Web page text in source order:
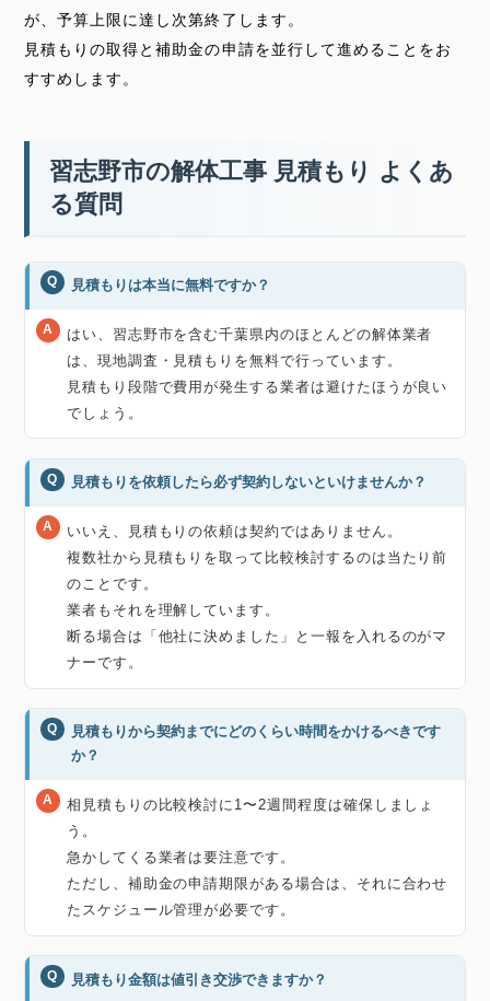
が、予算上限に達し次第終了します。
見積もりの取得と補助金の申請を並行して進めることをお
すすめします。
習志野市の解体工事 見積もり よくあ
る質問
見積もりは本当に無料ですか？
はい、習志野市を含む千葉県内のほとんどの解体業者
は、現地調査・見積もりを無料で行っています。
見積もり段階で費用が発生する業者は避けたほうが良い
でしょう。
見積もりを依頼したら必ず契約しないといけませんか？
いいえ、見積もりの依頼は契約ではありません。
複数社から見積もりを取って比較検討するのは当たり前
のことです。
業者もそれを理解しています。
断る場合は「他社に決めました」と一報を入れるのがマ
ナーです。
見積もりから契約までにどのくらい時間をかけるべきです
か？
相見積もりの比較検討に1〜2週間程度は確保しましょ
う。
急かしてくる業者は要注意です。
ただし、補助金の申請期限がある場合は、それに合わせ
たスケジュール管理が必要です。
見積もり金額は値引き交渉できますか？